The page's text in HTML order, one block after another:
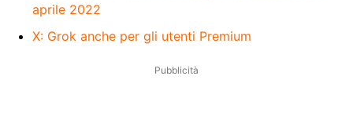
aprile 2022
X: Grok anche per gli utenti Premium
Pubblicità